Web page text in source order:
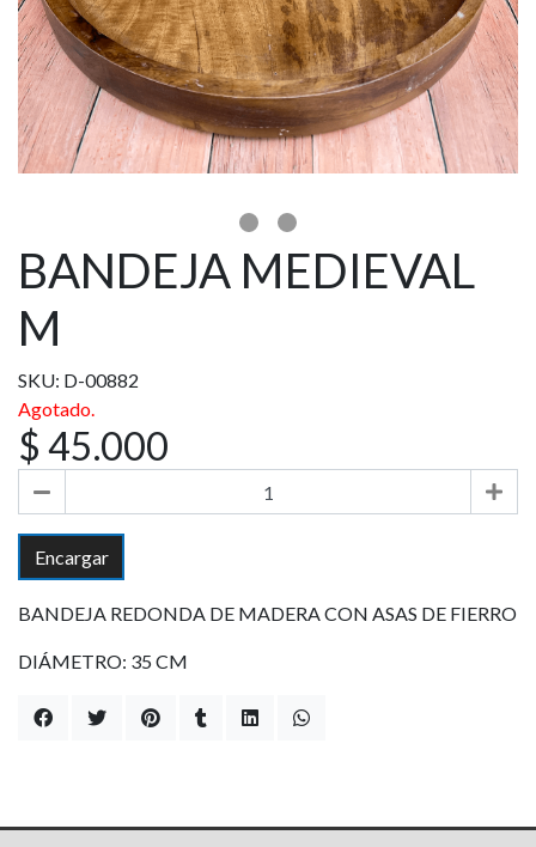
BANDEJA MEDIEVAL
M
SKU: D-00882
Agotado.
$ 45.000
Encargar
BANDEJA REDONDA DE MADERA CON ASAS DE FIERRO
DIÁMETRO: 35 CM